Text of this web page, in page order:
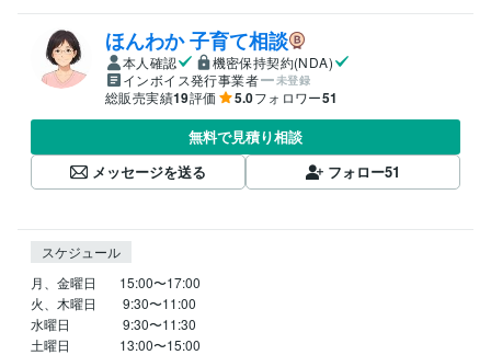
ほんわか 子育て相談
本人確認
機密保持契約(NDA)
インボイス発行事業者
未登録
総販売実績19評価 5.0フォロワー51
無料で見積り相談
メッセージを送る
フォロー51
スケジュール
月、金曜日   　15:00〜17:00
火、木曜日　　9:30〜11:00
水曜日　　　　9:30〜11:30
土曜日　　　   13:00〜15:00